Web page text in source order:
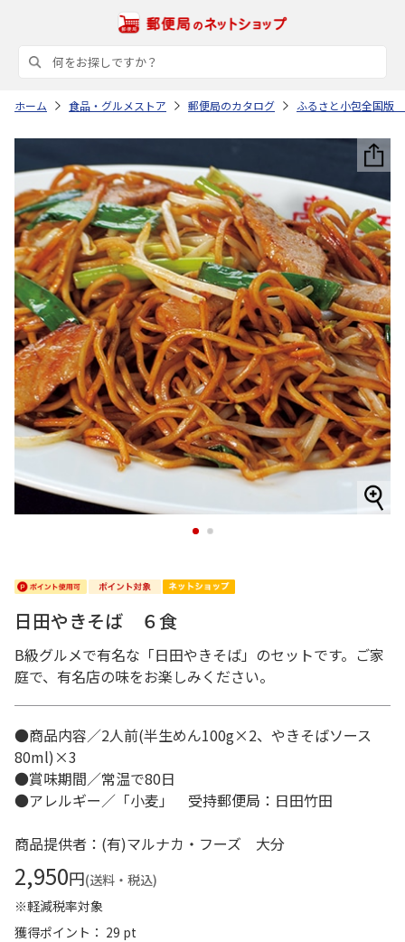
ホーム 食品・グルメストア 郵便局のカタログ ふるさと小包全国版
1 2
日田やきそば ６食
B級グルメで有名な「日田やきそば」のセットです。ご家
庭で、有名店の味をお楽しみください。
●商品内容／2人前(半生めん100g×2、やきそばソース
80ml)×3
●賞味期間／常温で80日
●アレルギー／「小麦」 受持郵便局：日田竹田
商品提供者：(有)マルナカ・フーズ 大分
2,950円(送料・税込)
※軽減税率対象
獲得ポイント： 29 pt